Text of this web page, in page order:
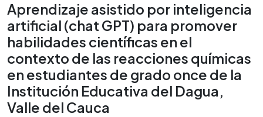
Aprendizaje asistido por inteligencia
artificial (chat GPT) para promover
habilidades científicas en el
contexto de las reacciones químicas
en estudiantes de grado once de la
Institución Educativa del Dagua,
Valle del Cauca